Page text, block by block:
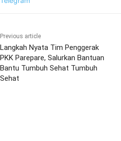
Previous article
Langkah Nyata Tim Penggerak
PKK Parepare, Salurkan Bantuan
Bantu Tumbuh Sehat Tumbuh
Sehat